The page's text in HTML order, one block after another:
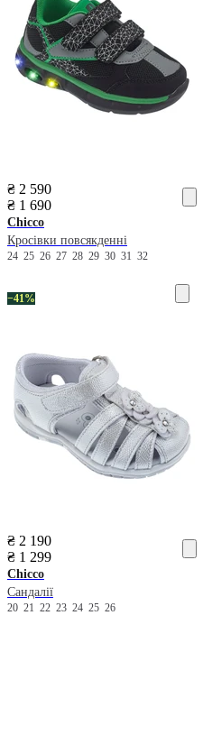
₴ 2 590
₴ 1 690
Chicco
Кросівки повсякденні
24 25 26 27 28 29 30 31 32
−41%
₴ 2 190
₴ 1 299
Chicco
Сандалії
20 21 22 23 24 25 26